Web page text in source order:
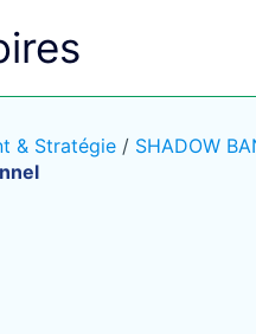
& Stratégie / SHADOW